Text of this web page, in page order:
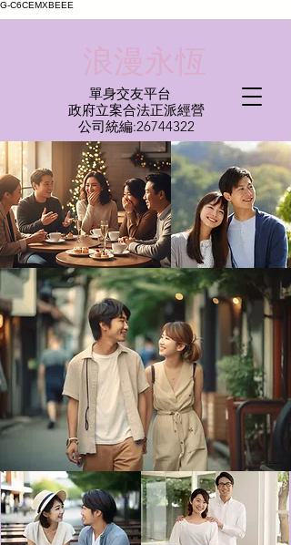
G-C6CEMXBEEE
單身交友平台
​政府立案合法正派經營​
​公司統編:26744322
​浪漫永恆